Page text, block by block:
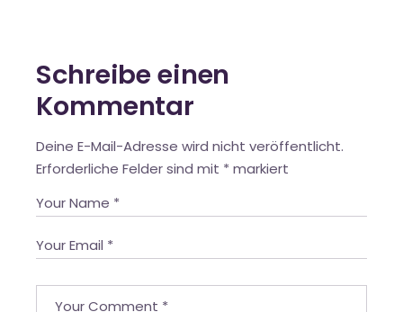
Schreibe einen
Kommentar
Deine E-Mail-Adresse wird nicht veröffentlicht.
Erforderliche Felder sind mit * markiert